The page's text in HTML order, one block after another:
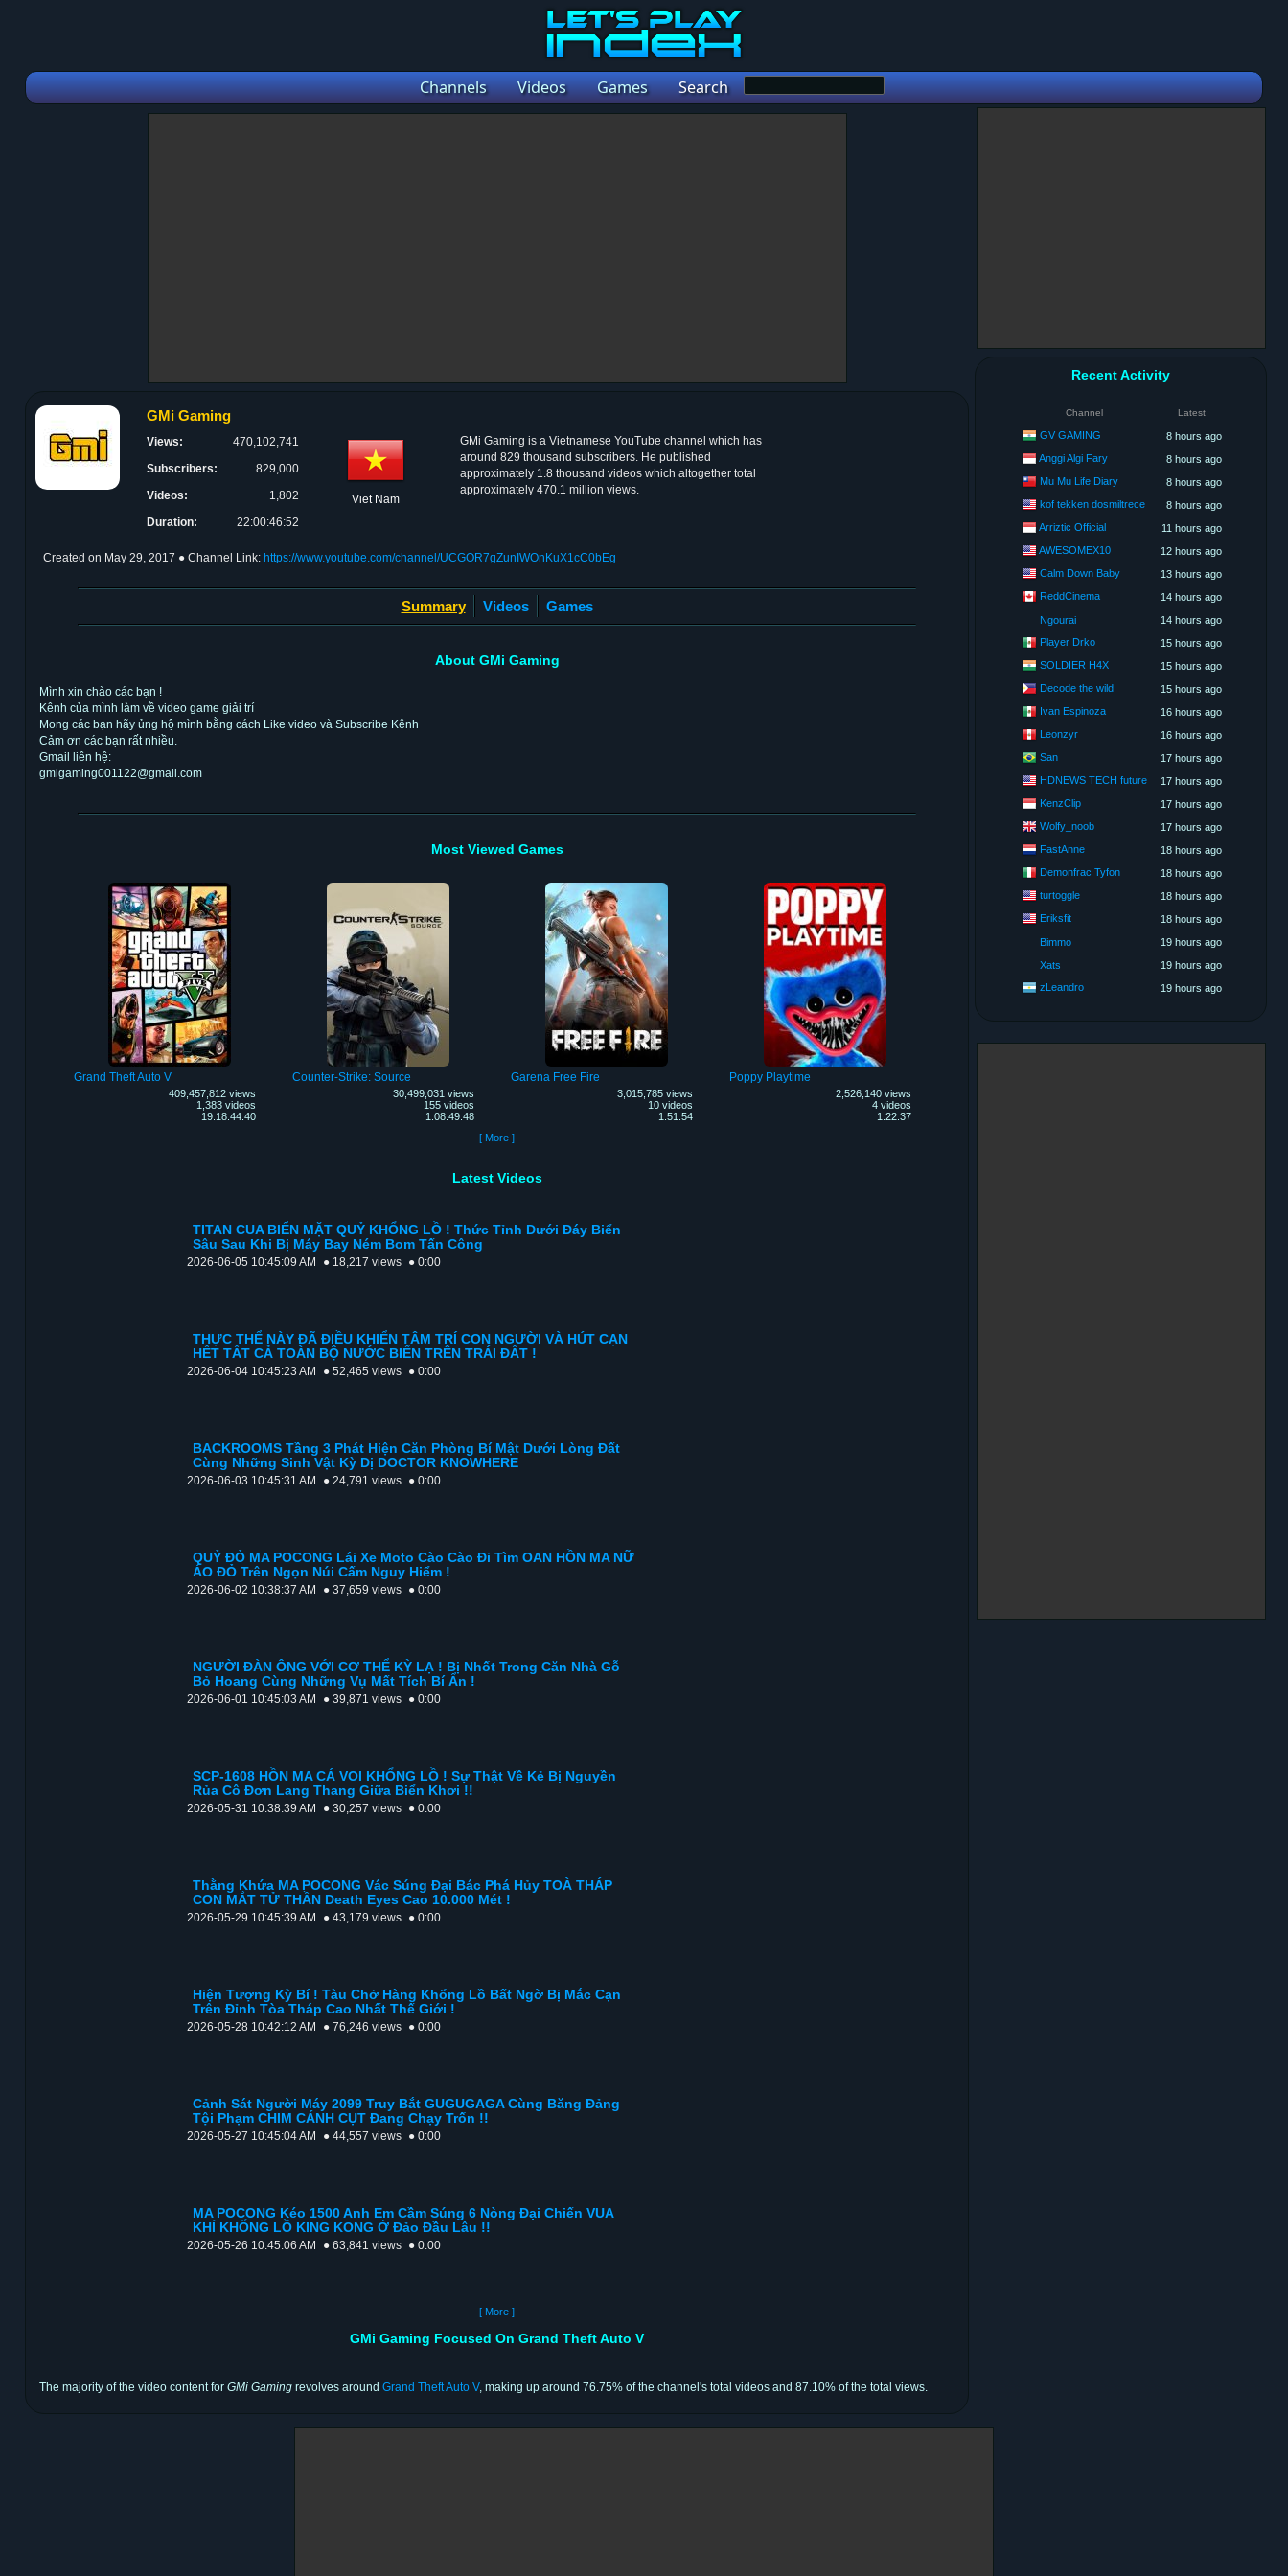
Channels Videos Games Search
GMi Gaming
Views:
470,102,741
Subscribers:
829,000
Videos:
1,802
Duration:
22:00:46:52
Viet Nam
GMi Gaming is a Vietnamese YouTube channel which has
around 829 thousand subscribers. He published
approximately 1.8 thousand videos which altogether total
approximately 470.1 million views.
Created on May 29, 2017 ● Channel Link: https://www.youtube.com/channel/UCGOR7gZunIWOnKuX1cC0bEg
Summary Videos Games
About GMi Gaming
Mình xin chào các bạn !
Kênh của mình làm về video game giải trí
Mong các bạn hãy ủng hộ mình bằng cách Like video và Subscribe Kênh
Cảm ơn các bạn rất nhiều.
Gmail liên hệ:
gmigaming001122@gmail.com
Most Viewed Games
Grand Theft Auto V
409,457,812 views
1,383 videos
19:18:44:40
Counter-Strike: Source
30,499,031 views
155 videos
1:08:49:48
Garena Free Fire
3,015,785 views
10 videos
1:51:54
Poppy Playtime
2,526,140 views
4 videos
1:22:37
[ More ]
Latest Videos
TITAN CUA BIỂN MẶT QUỶ KHỔNG LỒ ! Thức Tỉnh Dưới Đáy Biển
Sâu Sau Khi Bị Máy Bay Ném Bom Tấn Công
2026-06-05 10:45:09 AM ● 18,217 views ● 0:00
THỰC THỂ NÀY ĐÃ ĐIỀU KHIỂN TÂM TRÍ CON NGƯỜI VÀ HÚT CẠN
HẾT TẤT CẢ TOÀN BỘ NƯỚC BIỂN TRÊN TRÁI ĐẤT !
2026-06-04 10:45:23 AM ● 52,465 views ● 0:00
BACKROOMS Tầng 3 Phát Hiện Căn Phòng Bí Mật Dưới Lòng Đất
Cùng Những Sinh Vật Kỳ Dị DOCTOR KNOWHERE
2026-06-03 10:45:31 AM ● 24,791 views ● 0:00
QUỶ ĐỎ MA POCONG Lái Xe Moto Cào Cào Đi Tìm OAN HỒN MA NỮ
ÁO ĐỎ Trên Ngọn Núi Cấm Nguy Hiểm !
2026-06-02 10:38:37 AM ● 37,659 views ● 0:00
NGƯỜI ĐÀN ÔNG VỚI CƠ THỂ KỲ LẠ ! Bị Nhốt Trong Căn Nhà Gỗ
Bỏ Hoang Cùng Những Vụ Mất Tích Bí Ẩn !
2026-06-01 10:45:03 AM ● 39,871 views ● 0:00
SCP-1608 HỒN MA CÁ VOI KHỔNG LỒ ! Sự Thật Về Kẻ Bị Nguyền
Rủa Cô Đơn Lang Thang Giữa Biển Khơi !!
2026-05-31 10:38:39 AM ● 30,257 views ● 0:00
Thằng Khứa MA POCONG Vác Súng Đại Bác Phá Hủy TOÀ THÁP
CON MẮT TỬ THẦN Death Eyes Cao 10.000 Mét !
2026-05-29 10:45:39 AM ● 43,179 views ● 0:00
Hiện Tượng Kỳ Bí ! Tàu Chở Hàng Khổng Lồ Bất Ngờ Bị Mắc Cạn
Trên Đỉnh Tòa Tháp Cao Nhất Thế Giới !
2026-05-28 10:42:12 AM ● 76,246 views ● 0:00
Cảnh Sát Người Máy 2099 Truy Bắt GUGUGAGA Cùng Băng Đảng
Tội Phạm CHIM CÁNH CỤT Đang Chạy Trốn !!
2026-05-27 10:45:04 AM ● 44,557 views ● 0:00
MA POCONG Kéo 1500 Anh Em Cầm Súng 6 Nòng Đại Chiến VUA
KHỈ KHỔNG LỒ KING KONG Ở Đảo Đầu Lâu !!
2026-05-26 10:45:06 AM ● 63,841 views ● 0:00
[ More ]
GMi Gaming Focused On Grand Theft Auto V
The majority of the video content for GMi Gaming revolves around Grand Theft Auto V, making up around 76.75% of the channel's total videos and 87.10% of the total views.
Recent Activity
Channel Latest
GV GAMING
8 hours ago
Anggi Algi Fary
8 hours ago
Mu Mu Life Diary
8 hours ago
kof tekken dosmiltrece
8 hours ago
Arriztic Official
11 hours ago
AWESOMEX10
12 hours ago
Calm Down Baby
13 hours ago
ReddCinema
14 hours ago
Ngourai
14 hours ago
Player Drko
15 hours ago
SOLDIER H4X
15 hours ago
Decode the wild
15 hours ago
Ivan Espinoza
16 hours ago
Leonzyr
16 hours ago
San
17 hours ago
HDNEWS TECH future
17 hours ago
KenzClip
17 hours ago
Wolfy_noob
17 hours ago
FastAnne
18 hours ago
Demonfrac Tyfon
18 hours ago
turtoggle
18 hours ago
Eriksfit
18 hours ago
Bimmo
19 hours ago
Xats
19 hours ago
zLeandro
19 hours ago